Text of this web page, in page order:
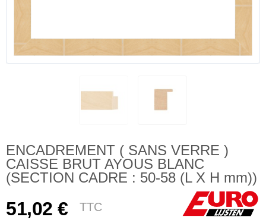
ENCADREMENT ( SANS VERRE )
CAISSE BRUT AYOUS BLANC
(SECTION CADRE : 50-58 (L X H mm))
51,02 € TTC